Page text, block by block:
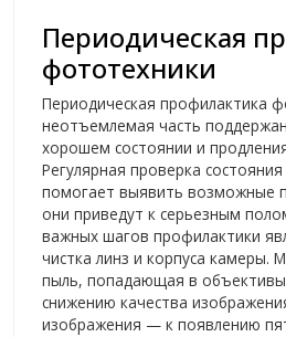
Периодическая
фототехники
Периодическая профилактика
неотъемлемая часть
хорошем состоянии и
Регулярная проверка
помогает выявить возможные
они приведут к серьезным
важных шагов профилактики
чистка линз и корпуса камеры.
пыль, попадающая в
снижению качества
изображения — к появлению